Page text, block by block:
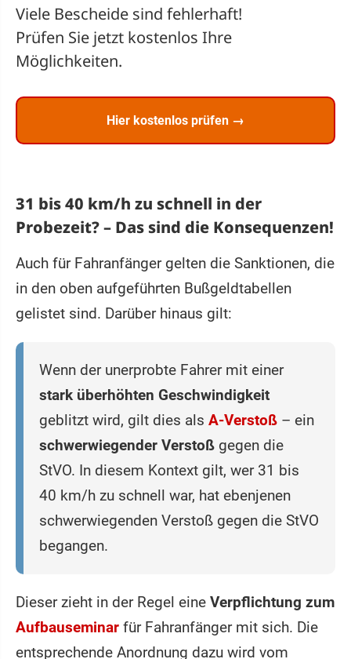
Viele Bescheide sind fehlerhaft!
Prüfen Sie jetzt kostenlos Ihre
Möglichkeiten.
Hier kostenlos prüfen →
31 bis 40 km/h zu schnell in der
Probezeit? – Das sind die Konsequenzen!
Auch für Fahranfänger gelten die Sanktionen, die
in den oben aufgeführten Bußgeldtabellen
gelistet sind. Darüber hinaus gilt:
Wenn der unerprobte Fahrer mit einer
stark überhöhten Geschwindigkeit
geblitzt wird, gilt dies als A-Verstoß – ein
schwerwiegender Verstoß gegen die
StVO. In diesem Kontext gilt, wer 31 bis
40 km/h zu schnell war, hat ebenjenen
schwerwiegenden Verstoß gegen die StVO
begangen.
Dieser zieht in der Regel eine Verpflichtung zum
Aufbauseminar für Fahranfänger mit sich. Die
entsprechende Anordnung dazu wird vom